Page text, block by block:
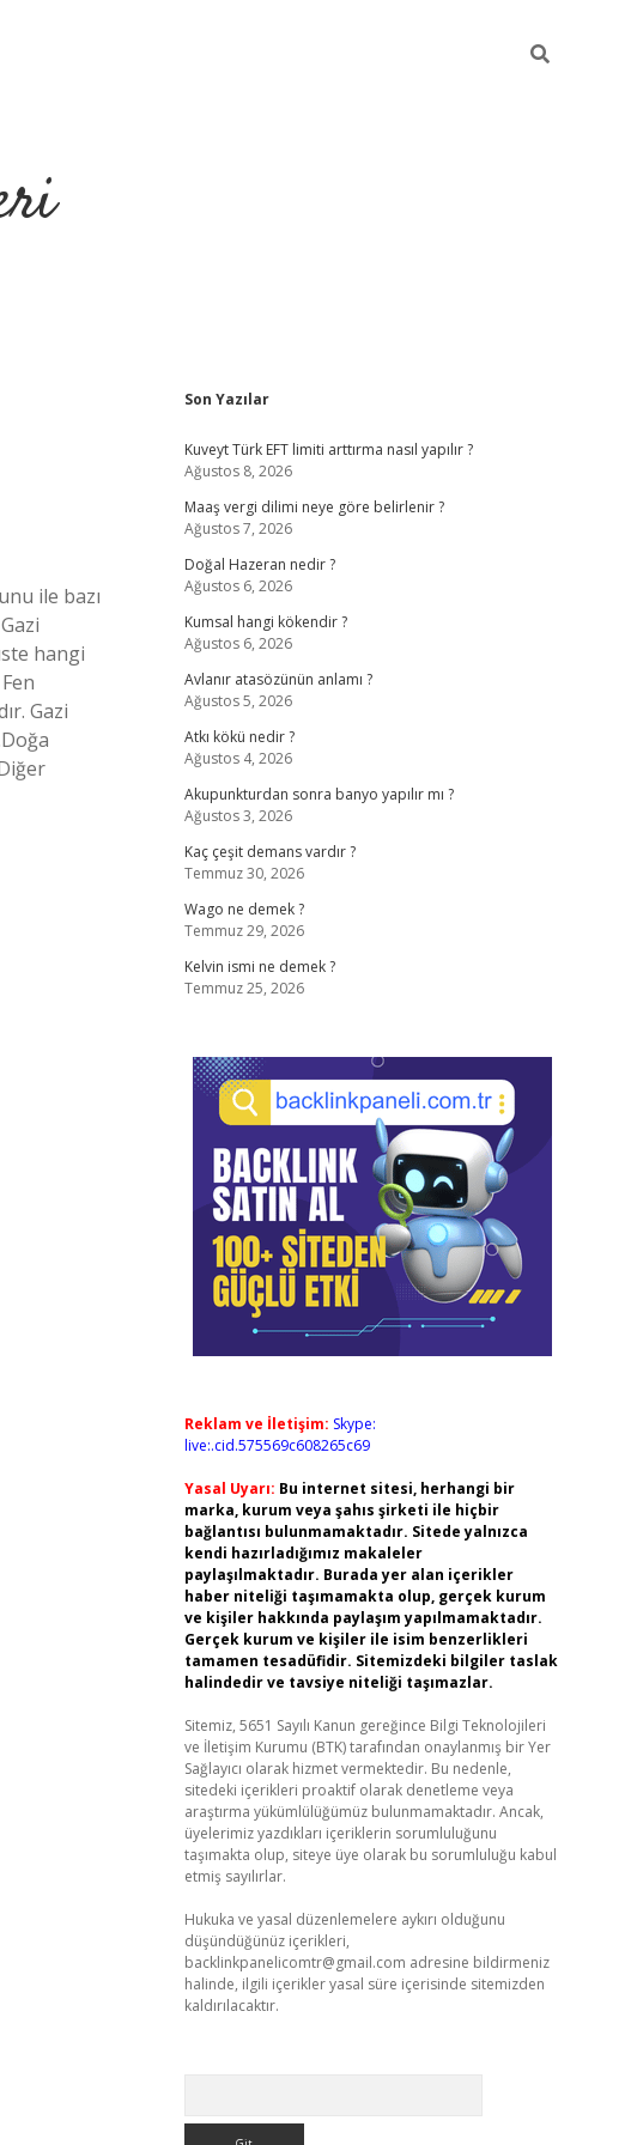
ile bazı
hangi
Gazi
Sidebar
Son Yazılar
Kuveyt Türk EFT limiti arttırma nasıl yapılır ?
Ağustos 8, 2026
Maaş vergi dilimi neye göre belirlenir ?
Ağustos 7, 2026
Doğal Hazeran nedir ?
Ağustos 6, 2026
Kumsal hangi kökendir ?
Ağustos 6, 2026
Avlanır atasözünün anlamı ?
Ağustos 5, 2026
Atkı kökü nedir ?
Ağustos 4, 2026
Akupunkturdan sonra banyo yapılır mı ?
Ağustos 3, 2026
Kaç çeşit demans vardır ?
Temmuz 30, 2026
Wago ne demek ?
Temmuz 29, 2026
Kelvin ismi ne demek ?
Temmuz 25, 2026
Reklam ve İletişim: Skype:
live:.cid.575569c608265c69
Yasal Uyarı: Bu internet sitesi, herhangi bir
marka, kurum veya şahıs şirketi ile hiçbir
bağlantısı bulunmamaktadır. Sitede yalnızca
kendi hazırladığımız makaleler
paylaşılmaktadır. Burada yer alan içerikler
haber niteliği taşımamakta olup, gerçek kurum
ve kişiler hakkında paylaşım yapılmamaktadır.
Gerçek kurum ve kişiler ile isim benzerlikleri
tamamen tesadüfidir. Sitemizdeki bilgiler taslak
halindedir ve tavsiye niteliği taşımazlar.
Sitemiz, 5651 Sayılı Kanun gereğince Bilgi Teknolojileri
ve İletişim Kurumu (BTK) tarafından onaylanmış bir Yer
Sağlayıcı olarak hizmet vermektedir. Bu nedenle,
sitedeki içerikleri proaktif olarak denetleme veya
araştırma yükümlülüğümüz bulunmamaktadır. Ancak,
üyelerimiz yazdıkları içeriklerin sorumluluğunu
taşımakta olup, siteye üye olarak bu sorumluluğu kabul
etmiş sayılırlar.
Hukuka ve yasal düzenlemelere aykırı olduğunu
düşündüğünüz içerikleri,
backlinkpanelicomtr@gmail.com adresine bildirmeniz
halinde, ilgili içerikler yasal süre içerisinde sitemizden
kaldırılacaktır.
ilbet giriş